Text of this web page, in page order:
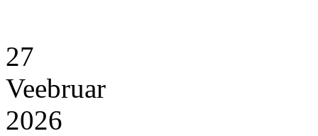
27
Veebruar
2026